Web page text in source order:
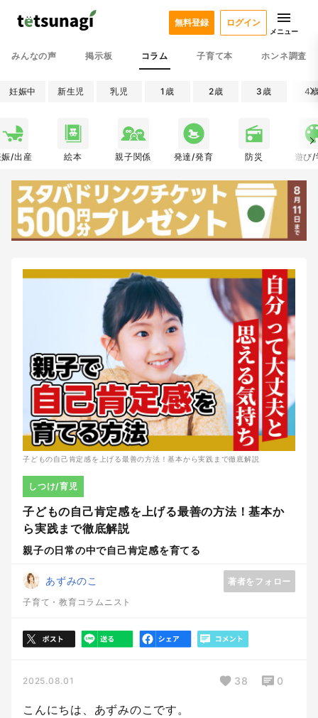
みんなの声 掲示板 コラム 子育て本 ホンネ調査
無料登録 ログイン
メニュー
妊娠中 新生児 乳児 1歳 2歳 3歳 4
娠/出産 絵本 親子関係 発達/発育 防災 遊び/
子どもの自己肯定感を上げる最善の方法！基本か
ら実践まで徹底解説
親子の日常の中で自己肯定感を育てる
しつけ/育児
あずみのこ
著者をフォロー
子育て・教育コラムニスト
子どもの自己肯定感を上げる最善の方法！基本から実践まで徹底解説
2025.08.01 38 0
こんにちは、あずみのこです。